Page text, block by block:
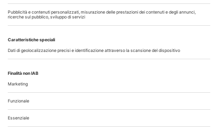
Scopri il nuovo numero
I più letti